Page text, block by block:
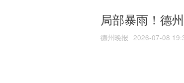
局部暴雨！德
德州晚报 2026-07-08